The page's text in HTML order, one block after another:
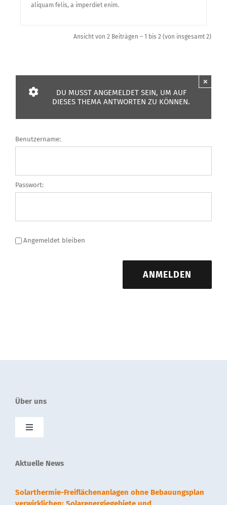
aliquam felis, a imperdiet enim.
Ansicht von 2 Beiträgen – 1 bis 2 (von insgesamt 2)
×
DU MUSST ANGEMELDET SEIN, UM AUF
DIESES THEMA ANTWORTEN ZU KÖNNEN.
Benutzername:
Passwort:
Angemeldet bleiben
ANMELDEN
Über uns
Toggle
Presse
Aktuelle News
Solarthermie-Freiflächenanlagen ohne Bebauungsplan